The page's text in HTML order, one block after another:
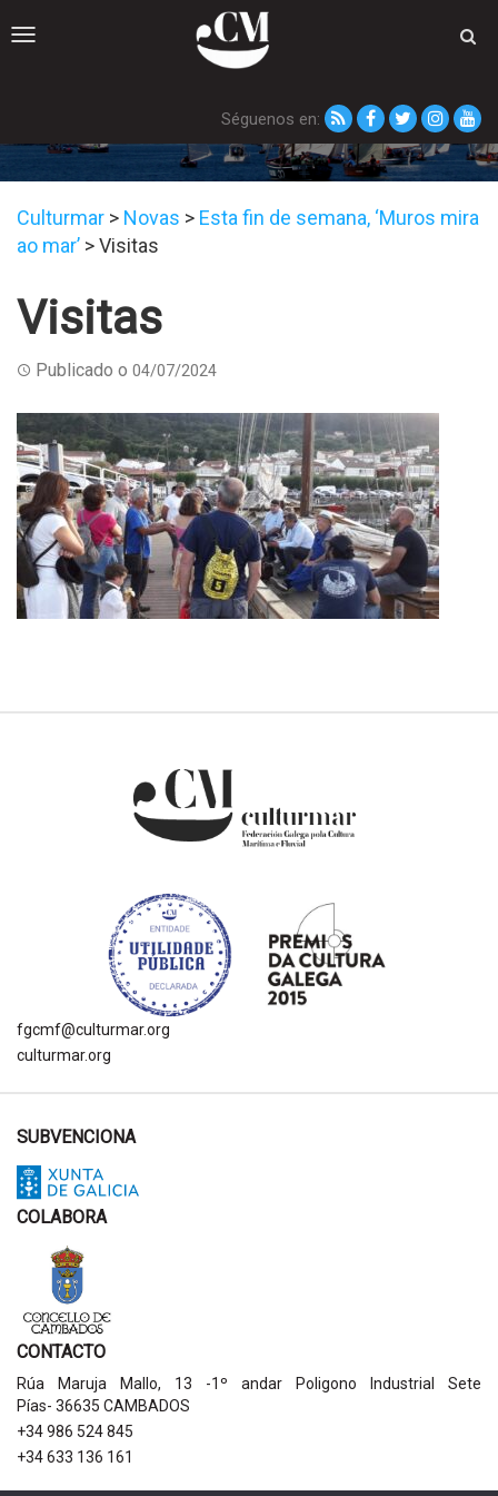
Toggle
Séguenos en:
Visitas
Culturmar > Novas > Esta fin de semana, ‘Muros mira
ao mar’ >Visitas
Visitas
Publicado o 04/07/2024
fgcmf@culturmar.org
culturmar.org
SUBVENCIONA
COLABORA
CONTACTO
Rúa Maruja Mallo, 13 -1º andar Poligono Industrial Sete
Pías- 36635 CAMBADOS
+34 986 524 845
+34 633 136 161